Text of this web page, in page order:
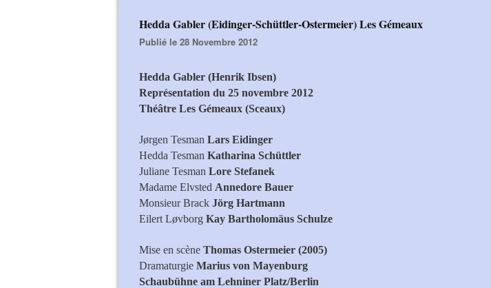
Hedda Gabler (Eidinger-Schüttler-Ostermeier) Les Gémeaux
Publié le 28 Novembre 2012
Hedda Gabler (Henrik Ibsen)
Représentation du 25 novembre 2012
Théâtre Les Gémeaux (Sceaux)
Jørgen Tesman Lars Eidinger
Hedda Tesman Katharina Schüttler
Juliane Tesman Lore Stefanek
Madame Elvsted Annedore Bauer
Monsieur Brack Jörg Hartmann
Eilert Løvborg Kay Bartholomäus Schulze
Mise en scène Thomas Ostermeier (2005)
Dramaturgie Marius von Mayenburg
Schaubühne am Lehniner Platz/Berlin